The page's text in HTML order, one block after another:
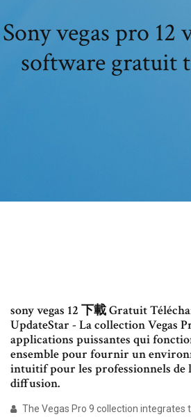
Sony vegas pro
software gratuit
sony vegas 12 下載 Gratuit
UpdateStar - La collection Vegas
applications puissantes qui
ensemble pour fournir un
intuitif pour les professionnels de
diffusion.
The Vegas Pro 9 collection